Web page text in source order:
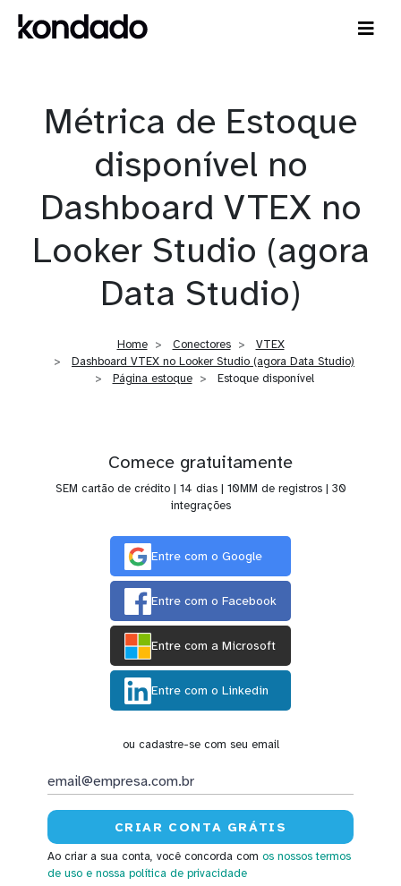
Métrica de Estoque
disponível no
Dashboard VTEX no
Looker Studio (agora
Data Studio)
Home Conectores
VTEX
Dashboard VTEX no Looker Studio (agora Data Studio)
Página estoque
Estoque disponível
Comece gratuitamente
SEM cartão de crédito | 14 dias | 10MM de registros | 30
integrações
Entre com o Google
Entre com o Facebook
Entre com a Microsoft
Entre com o Linkedin
ou cadastre-se com seu email
Ao criar a sua conta, você concorda com os nossos termos
de uso e nossa política de privacidade